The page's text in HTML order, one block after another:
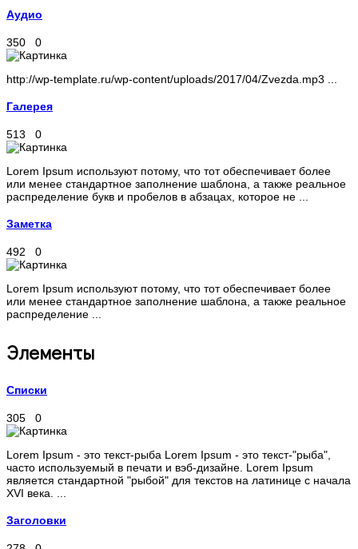
Аудио
350 0
http://wp-template.ru/wp-content/uploads/2017/04/Zvezda.mp3 ...
Галерея
513 0
Lorem Ipsum используют потому, что тот обеспечивает более
или менее стандартное заполнение шаблона, а также реальное
распределение букв и пробелов в абзацах, которое не ...
Заметка
492 0
Lorem Ipsum используют потому, что тот обеспечивает более
или менее стандартное заполнение шаблона, а также реальное
распределение ...
Элементы
Списки
305 0
Lorem Ipsum - это текст-рыба Lorem Ipsum - это текст-"рыба",
часто используемый в печати и вэб-дизайне. Lorem Ipsum
является стандартной "рыбой" для текстов на латинице с начала
XVI века. ...
Заголовки